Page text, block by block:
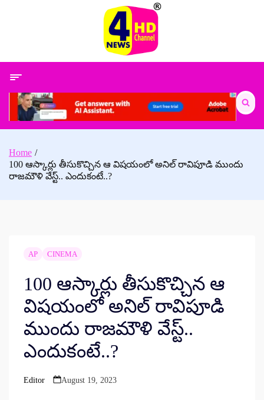
Search
for:
Home
100 ఆస్కార్లు తీసుకొచ్చిన ఆ విషయంలో అనిల్ రావిపూడి ముందు
రాజమౌళి వేస్ట్.. ఎందుకంటే..?
AP CINEMA
100 ఆస్కార్లు తీసుకొచ్చిన ఆ
విషయంలో అనిల్ రావిపూడి
ముందు రాజమౌళి వేస్ట్..
ఎందుకంటే..?
Posted
Editor August 19, 2023